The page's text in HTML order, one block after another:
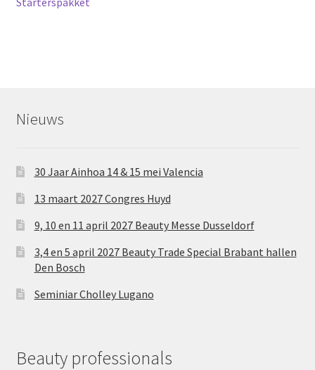
navigatie
Nieuws
30 Jaar Ainhoa 14 & 15 mei Valencia
13 maart 2027 Congres Huyd
9, 10 en 11 april 2027 Beauty Messe Dusseldorf
3,4 en 5 april 2027 Beauty Trade Special Brabant hallen
Den Bosch
Seminiar Cholley Lugano
Beauty professionals